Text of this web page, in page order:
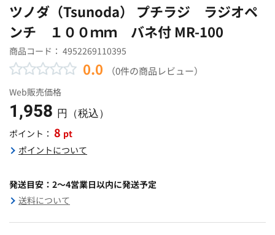
ツノダ（Tsunoda） プチラジ ラジオペ
ンチ １００ｍｍ バネ付 MR-100
商品コード： 4952269110395
0.0 （0件の商品レビュー）
Web販売価格
1,958 円（税込）
ポイント： 8 pt
ポイントについて
発送目安：2～4営業日以内に発送予定
送料について